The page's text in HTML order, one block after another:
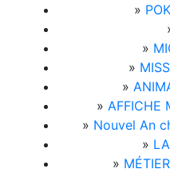
»
»
»
»
» AFFICHE
» Nouvel An
»
»